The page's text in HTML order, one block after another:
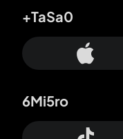
+TaSa0
6Mi5ro